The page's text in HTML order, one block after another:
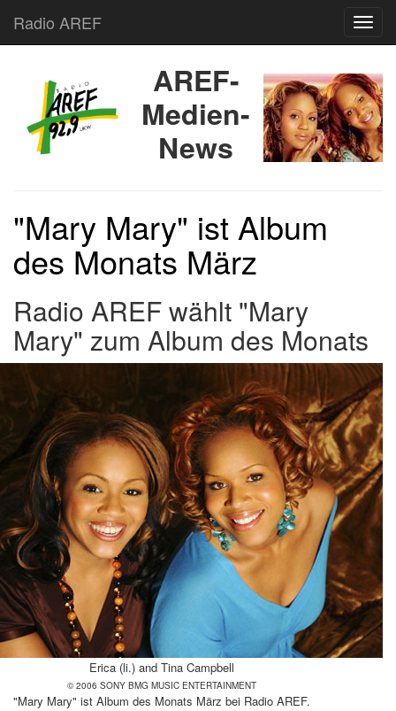
Radio AREF
AREF-
Medien-
News
"Mary Mary" ist Album
des Monats März
Radio AREF wählt "Mary
Mary" zum Album des Monats
Erica (li.) and Tina Campbell
© 2006 SONY BMG MUSIC ENTERTAINMENT
"Mary Mary" ist Album des Monats März bei Radio AREF.